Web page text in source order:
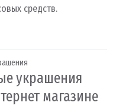
средств.
украшения
магазине